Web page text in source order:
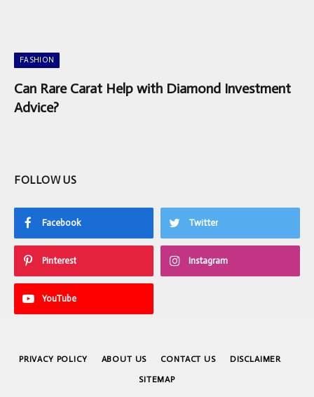
FASHION
Can Rare Carat Help with Diamond Investment
Advice?
FOLLOW US
Facebook Twitter
Pinterest Instagram
YouTube
PRIVACY POLICY ABOUT US CONTACT US DISCLAIMER
SITEMAP